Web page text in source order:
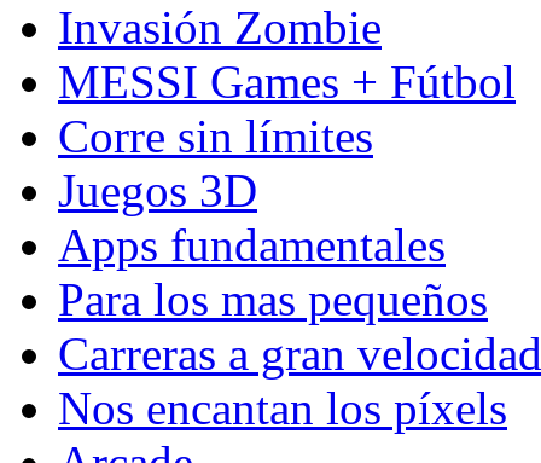
Invasión Zombie
MESSI Games + Fútbol
Corre sin límites
Juegos 3D
Apps fundamentales
Para los mas pequeños
Carreras a gran velocidad
Nos encantan los píxels